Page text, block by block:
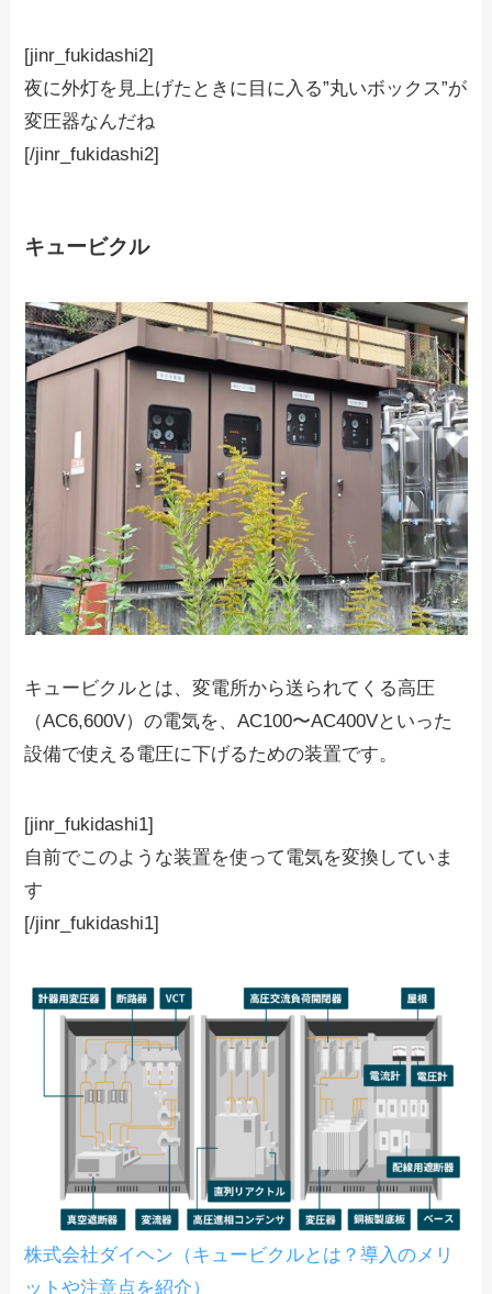
[jinr_fukidashi2]
夜に外灯を見上げたときに目に入る”丸いボックス”が
変圧器なんだね
[/jinr_fukidashi2]
キュービクル
キュービクルとは、変電所から送られてくる高圧
（AC6,600V）の電気を、AC100〜AC400Vといった
設備で使える電圧に下げるための装置です。
[jinr_fukidashi1]
自前でこのような装置を使って電気を変換していま
す
[/jinr_fukidashi1]
株式会社ダイヘン（キュービクルとは？導入のメリ
ットや注意点を紹介）